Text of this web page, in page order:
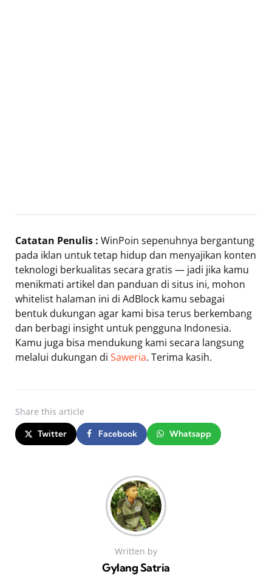
Catatan Penulis : WinPoin sepenuhnya bergantung
pada iklan untuk tetap hidup dan menyajikan konten
teknologi berkualitas secara gratis — jadi jika kamu
menikmati artikel dan panduan di situs ini, mohon
whitelist halaman ini di AdBlock kamu sebagai
bentuk dukungan agar kami bisa terus berkembang
dan berbagi insight untuk pengguna Indonesia.
Kamu juga bisa mendukung kami secara langsung
melalui dukungan di Saweria. Terima kasih.
Share this article
Twitter Facebook Whatsapp
Written by
Gylang Satria